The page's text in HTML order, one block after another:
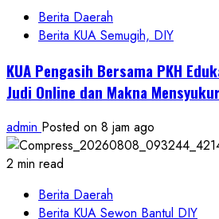
Berita Daerah
Berita KUA Semugih, DIY
KUA Pengasih Bersama PKH
Judi Online dan Makna
admin Posted on 8 jam ago
2 min read
Berita Daerah
Berita KUA Sewon Bantul DIY